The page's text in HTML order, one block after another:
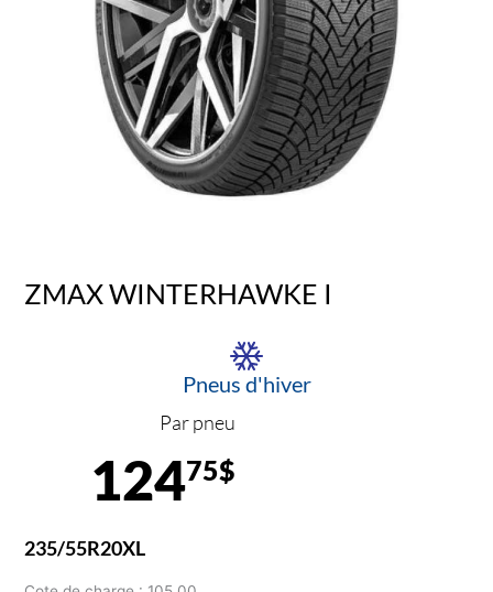
ZMAX WINTERHAWKE I
Pneus d'hiver
Par pneu
12475$
235/55R20XL